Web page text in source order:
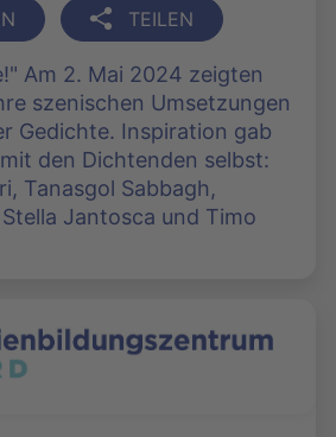
TEILEN
Am 2. Mai 2024 zeigten
szenischen Umsetzungen
Gedichte. Inspiration gab
den Dichtenden selbst:
Tanasgol Sabbagh,
Jantosca und Timo